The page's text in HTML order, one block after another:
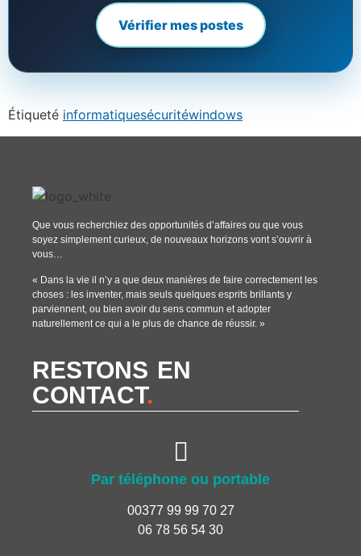
Vérifier mes postes
Étiqueté informatiquesécuritéwindows
Que vous recherchiez des opportunités d’affaires ou que vous
soyez simplement curieux, de nouveaux horizons vont s’ouvrir à
vous…
« Dans la vie il n’y a que deux manières de faire correctement les
choses : les inventer, mais seuls quelques esprits brillants y
parviennent, ou bien avoir du sens commun et adopter
naturellement ce qui a le plus de chance de réussir. »
RESTONS EN
CONTACT.
Par téléphone ou portable
00377 99 99 70 27
06 78 56 54 30